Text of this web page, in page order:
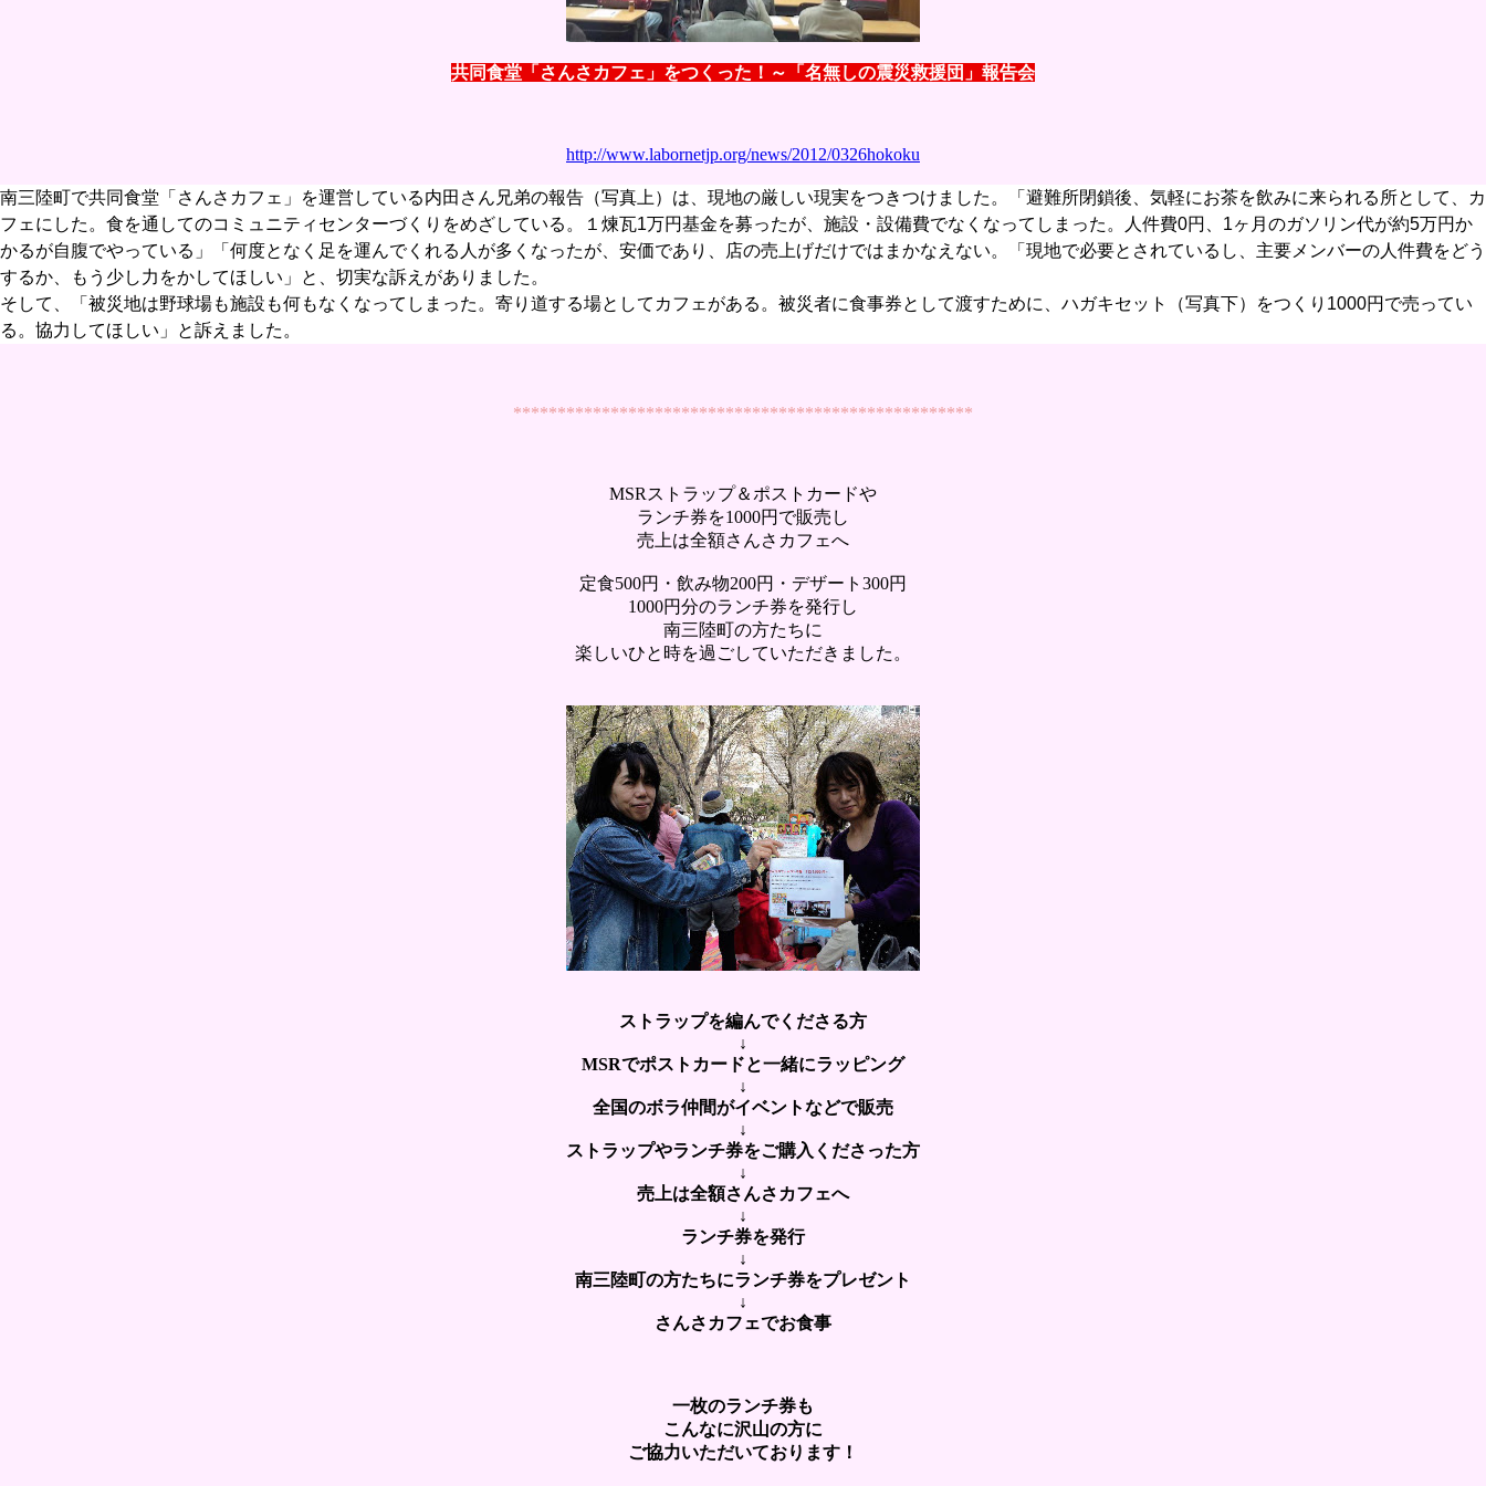
共同食堂「さんさカフェ」をつくった！～「名無しの震災救援団」報告会
http://www.labornetjp.org/news/2012/0326hokoku
南三陸町で共同食堂「さんさカフェ」を運営している内田さん兄弟の報告（写真上）は、現地の厳しい現実をつきつけました。「避難所閉鎖後、気軽にお茶を飲みに来られる所として、カ
フェにした。食を通してのコミュニティセンターづくりをめざしている。１煉瓦1万円基金を募ったが、施設・設備費でなくなってしまった。人件費0円、1ヶ月のガソリン代が約5万円か
かるが自腹でやっている」「何度となく足を運んでくれる人が多くなったが、安価であり、店の売上げだけではまかなえない。「現地で必要とされているし、主要メンバーの人件費をどう
するか、もう少し力をかしてほしい」と、切実な訴えがありました。
そして、「被災地は野球場も施設も何もなくなってしまった。寄り道する場としてカフェがある。被災者に食事券として渡すために、ハガキセット（写真下）をつくり1000円で売ってい
る。協力してほしい」と訴えました。
****************************************************
MSRストラップ＆ポストカードや
ランチ券を1000円で販売し
売上は全額さんさカフェへ
定食500円・飲み物200円・デザート300円
1000円分のランチ券を発行し
南三陸町の方たちに
楽しいひと時を過ごしていただきました。
ストラップを編んでくださる方
↓
MSRでポストカードと一緒にラッピング
↓
全国のボラ仲間がイベントなどで販売
↓
ストラップやランチ券をご購入くださった方
↓
売上は全額さんさカフェへ
↓
ランチ券を発行
↓
南三陸町の方たちにランチ券をプレゼント
↓
さんさカフェでお食事
一枚のランチ券も
こんなに沢山の方に
ご協力いただいております！